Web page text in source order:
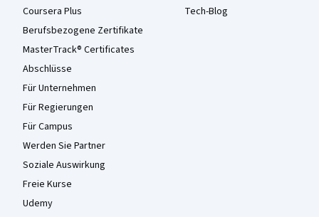
Coursera Plus
Berufsbezogene Zertifikate
MasterTrack® Certificates
Abschlüsse
Für Unternehmen
Für Regierungen
Für Campus
Werden Sie Partner
Soziale Auswirkung
Freie Kurse
Udemy
Tech-Blog